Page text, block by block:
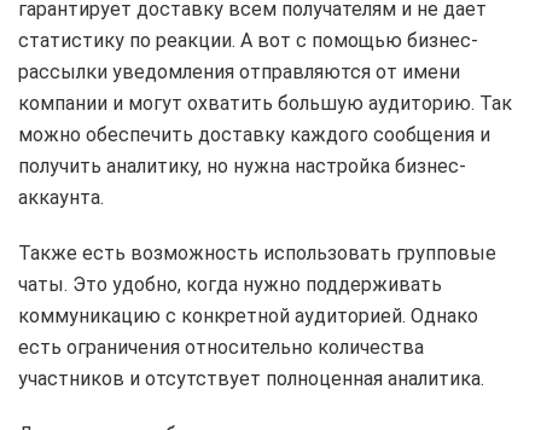
гарантирует доставку всем получателям и не дает
статистику по реакции. А вот с помощью бизнес-
рассылки уведомления отправляются от имени
компании и могут охватить большую аудиторию. Так
можно обеспечить доставку каждого сообщения и
получить аналитику, но нужна настройка бизнес-
аккаунта.
Также есть возможность использовать групповые
чаты. Это удобно, когда нужно поддерживать
коммуникацию с конкретной аудиторией. Однако
есть ограничения относительно количества
участников и отсутствует полноценная аналитика.